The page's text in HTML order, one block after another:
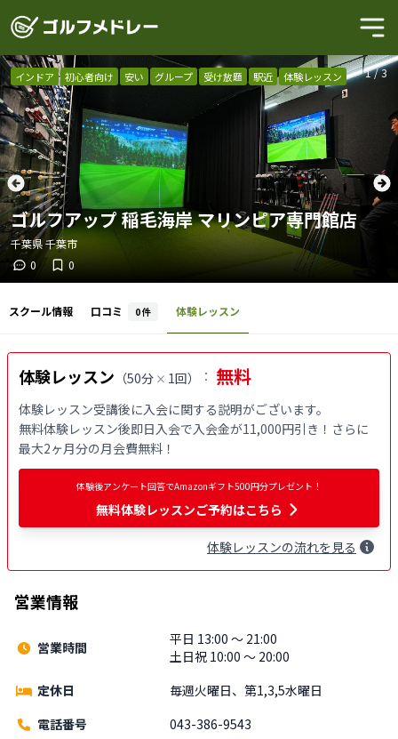
1/3
インドア 初心者向け 安い グループ 受け放題 駅近 体験レッスン
ゴルフアップ 稲毛海岸 マリンピア専門館店
千葉県千葉市
0
0
スクール情報 口コミ 0件 体験レッスン
体験レッスン （50分 × 1回） ： 無料
体験レッスン受講後に入会に関する説明がございます。
無料体験レッスン後即日入会で入会金が11,000円引き！さらに
最大2ヶ月分の月会費無料！
体験後アンケート回答でAmazonギフト500円分プレゼント！
無料体験レッスンご予約はこちら
体験レッスンの流れを見る
営業情報
営業時間
平日 13:00 〜 21:00
土日祝 10:00 〜 20:00
定休日
毎週火曜日、第1,3,5水曜日
電話番号
043-386-9543